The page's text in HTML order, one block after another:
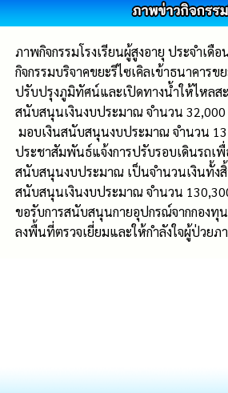
ภาพกิจกรรมโรงเรียนผู้สูงอายุ ประจำเดื
กิจกรรมบริจาคขยะรีไซเคิลเข้าธนาคาร
ปรับปรุงภูมิทัศน์และเปิดทางน้ำให้ไหลส
สนับสนุนเงินงบประมาณ จำนวน
มอบเงินสนับสนุนงบประมาณ จำนวน
ประชาสัมพันธ์แจ้งการปรับรอบเดินรถเ
สนับสนุนงบประมาณ เป็นจำนวนเงินทั้ง
สนับสนุนเงินงบประมาณ จำนวน
ขอรับการสนับสนุนกายอุปกรณ์จากกอง
ลงพื้นที่ตรวจเยี่ยมและให้กำลังใจผู้ป่วย